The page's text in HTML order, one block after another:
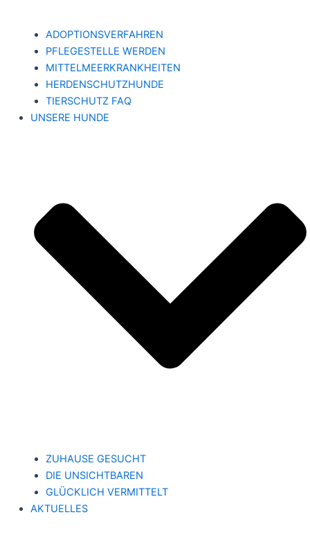
ADOPTIONSVERFAHREN
PFLEGESTELLE WERDEN
MITTELMEERKRANKHEITEN
HERDENSCHUTZHUNDE
TIERSCHUTZ FAQ
UNSERE HUNDE
ZUHAUSE GESUCHT
DIE UNSICHTBAREN
GLÜCKLICH VERMITTELT
AKTUELLES